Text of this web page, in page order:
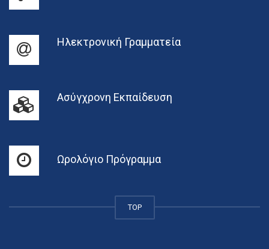
Ηλεκτρονική Γραμματεία
Ασύγχρονη Εκπαίδευση
Ωρολόγιο Πρόγραμμα
TOP